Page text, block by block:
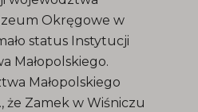
Okręgowe w
status Instytucji
Małopolskiego.
Małopolskiego
że Zamek w Wiśniczu